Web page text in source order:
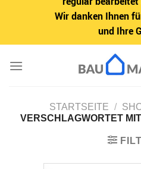
Wir danken Ihnen
und Ihre
Inhalt
STARTSEITE /
VERSCHLAGWORTET